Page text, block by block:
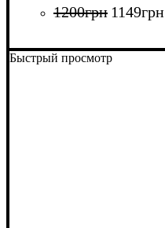
1200грн 1149грн
Быстрый просмотр